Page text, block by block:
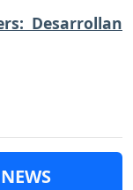
Desarrollan